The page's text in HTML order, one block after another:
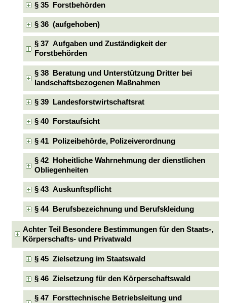
§ 35 Forstbehörden
§ 36 (aufgehoben)
§ 37 Aufgaben und Zuständigkeit der
Forstbehörden
§ 38 Beratung und Unterstützung Dritter bei
landschaftsbezogenen Maßnahmen
§ 39 Landesforstwirtschaftsrat
§ 40 Forstaufsicht
§ 41 Polizeibehörde, Polizeiverordnung
§ 42 Hoheitliche Wahrnehmung der dienstlichen
Obliegenheiten
§ 43 Auskunftspflicht
§ 44 Berufsbezeichnung und Berufskleidung
Achter Teil Besondere Bestimmungen für den Staats-,
Körperschafts- und Privatwald
§ 45 Zielsetzung im Staatswald
§ 46 Zielsetzung für den Körperschaftswald
§ 47 Forsttechnische Betriebsleitung und